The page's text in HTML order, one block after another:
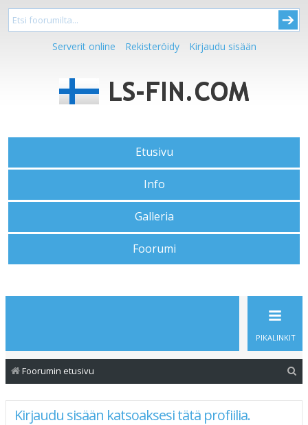
Serverit online Rekisteröidy Kirjaudu sisään
Etusivu
Info
Galleria
Foorumi
PIKALINKIT
Foorumin etusivu
Kirjaudu sisään katsoaksesi tätä profiilia.